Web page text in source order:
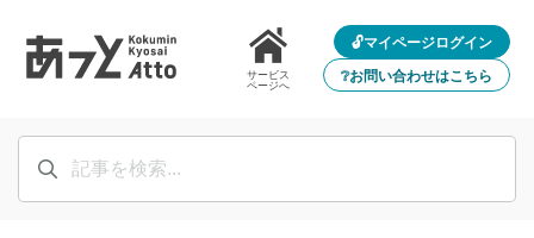
サービス
ページへ
🔓マイページログイン
❔お問い合わせはこちら